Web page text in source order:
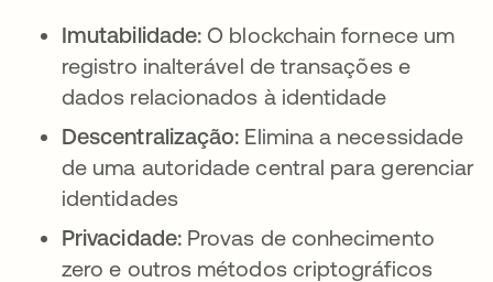
Imutabilidade: O blockchain fornece um
registro inalterável de transações e
dados relacionados à identidade
Descentralização: Elimina a necessidade
de uma autoridade central para gerenciar
identidades
Privacidade:Provas de conhecimento
zero e outros métodos criptográficos